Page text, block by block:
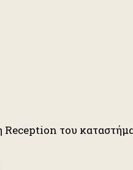
Reception του